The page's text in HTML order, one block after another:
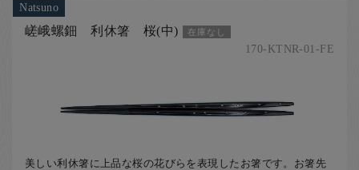
Natsuno
嵯峨螺鈿 利休箸 桜(中) 在庫なし
170-KTNR-01-FE
美しい利休箸に上品な桜の花びらを表現したお箸です。お箸先